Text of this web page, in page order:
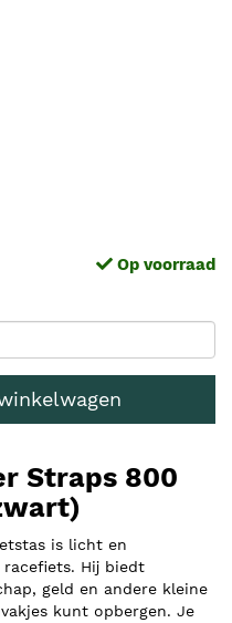
Op voorraad
Straps 800
is licht en
Hij biedt
geld en andere kleine
kunt opbergen. Je